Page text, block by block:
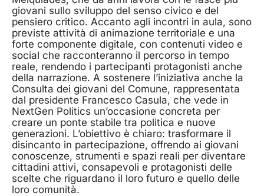
giovani sullo sviluppo del senso civico e del
pensiero critico. Accanto agli incontri in aula, sono
previste attività di animazione territoriale e una
forte componente digitale, con contenuti video e
social che racconteranno il percorso in tempo
reale, rendendo i partecipanti protagonisti anche
della narrazione. A sostenere l’iniziativa anche la
Consulta dei giovani del Comune, rappresentata
dal presidente Francesco Casula, che vede in
NextGen Politics un’occasione concreta per
creare un ponte stabile tra politica e nuove
generazioni. L’obiettivo è chiaro: trasformare il
disincanto in partecipazione, offrendo ai giovani
conoscenze, strumenti e spazi reali per diventare
cittadini attivi, consapevoli e protagonisti delle
scelte che riguardano il loro futuro e quello delle
loro comunità.